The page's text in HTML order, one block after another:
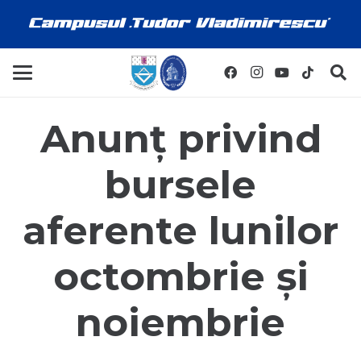
Anunț privind
bursele
aferente lunilor
octombrie și
noiembrie